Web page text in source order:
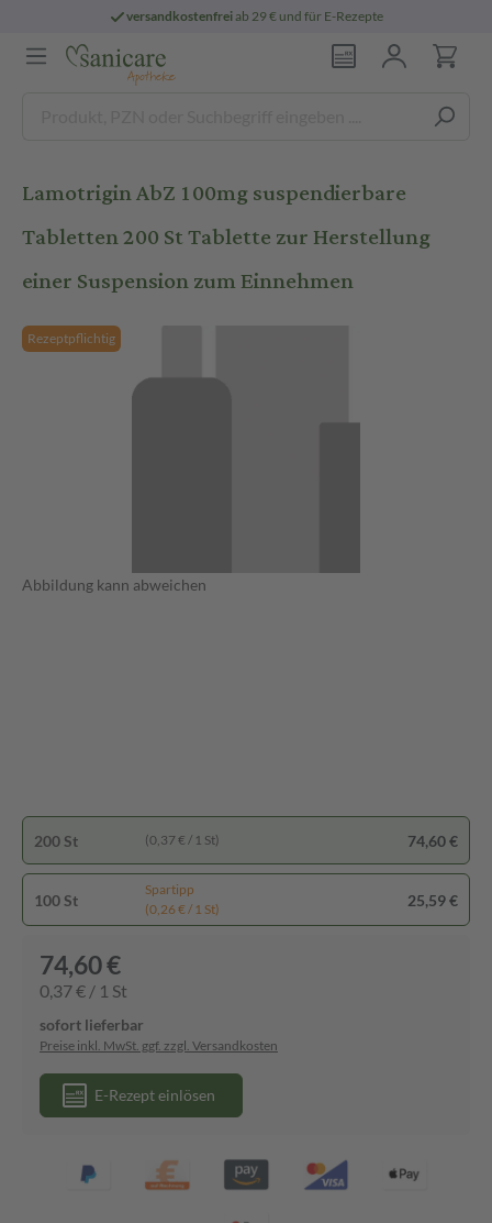
versandkostenfreiab 29 € und für E-Rezepte
Lamotrigin AbZ 100mg suspendierbare
Tabletten 200 St Tablette zur Herstellung
einer Suspension zum Einnehmen
Rezeptpflichtig
Abbildung kann abweichen
200 St (0,37 € / 1 St) 74,60 €
100 St
Spartipp
(0,26 € / 1 St)
25,59 €
74,60 €
0,37 € / 1 St
sofort lieferbar
Preise inkl. MwSt. ggf. zzgl. Versandkosten
E-Rezept einlösen